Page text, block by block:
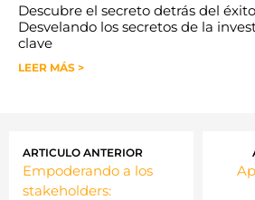
Descubre el secreto detrás del
Desvelando los secretos de la
clave
LEER MÁS >
ARTICULO ANTERIOR
Empoderando a los
stakeholders: